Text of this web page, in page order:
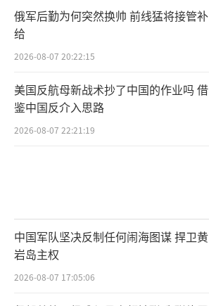
俄军后勤为何突然换帅 前线猛将接管补
给
2026-08-07 20:22:15
美国反航母新战术抄了中国的作业吗 借
鉴中国反介入思路
2026-08-07 22:21:19
中国军队坚决反制任何闹海图谋 捍卫黄
岩岛主权
2026-08-07 17:05:06